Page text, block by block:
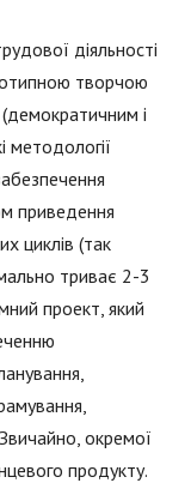
діяльності
творчою
і
методології
приведення
циклів (так
триває 2-3
проект, який
окремої
продукту.